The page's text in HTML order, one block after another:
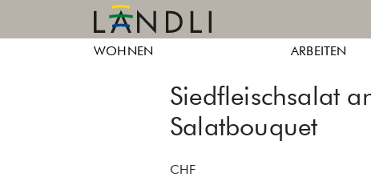
Ländli
Züri
Ländli
Züri
WOHNEN ARBEITEN
Siedfleischsalat
Salatbouquet
CHF